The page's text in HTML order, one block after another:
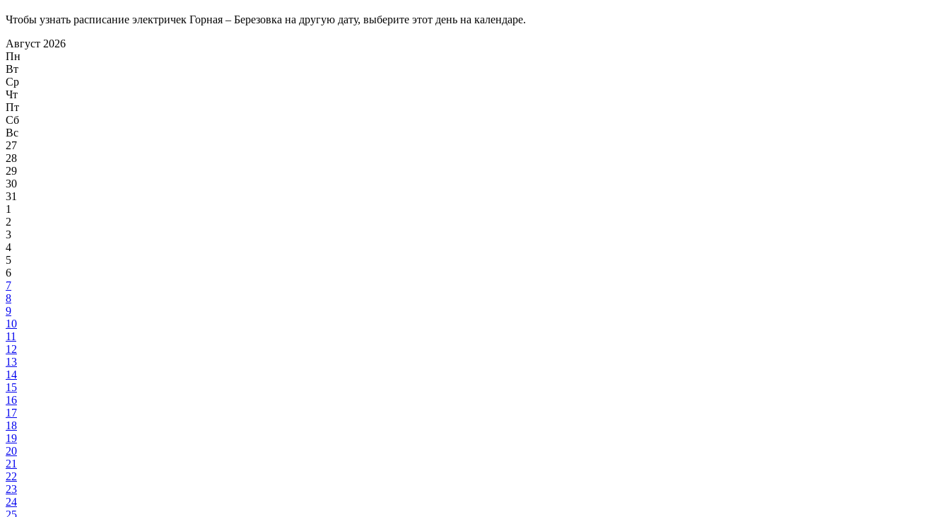
Чтобы узнать расписание электричек Горная – Березовка на другую дату, выберите этот день на календаре.
Август 2026
Пн
Вт
Ср
Чт
Пт
Сб
Вс
27
28
29
30
31
1
2
3
4
5
6
7
8
9
10
11
12
13
14
15
16
17
18
19
20
21
22
23
24